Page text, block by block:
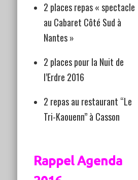
2 places repas « spectacle
au Cabaret Côté Sud à
Nantes »
2 places pour la Nuit de
l’Erdre 2016
2 repas au restaurant “Le
Tri-Kaouenn” à Casson
Rappel Agenda